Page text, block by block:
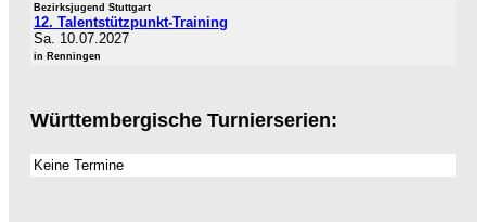
Bezirksjugend Stuttgart
12. Talentstützpunkt-Training
Sa. 10.07.2027
in Renningen
Württembergische Turnierserien:
Keine Termine